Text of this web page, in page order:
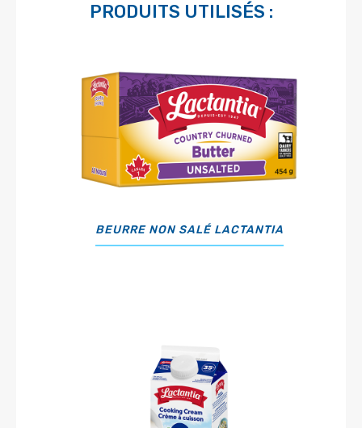
PRODUITS UTILISÉS :
BEURRE NON SALÉ LACTANTIA